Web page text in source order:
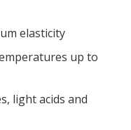
elasticity
up to
light acids and